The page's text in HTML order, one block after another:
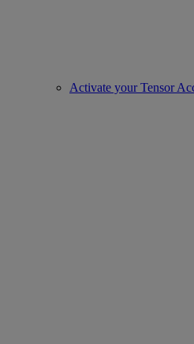
Activate your Tensor